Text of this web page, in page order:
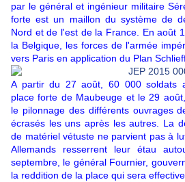
par le général et ingénieur militaire
forte est un maillon du système de
Nord et de l'est de la France. En août
la Belgique, les forces de l'armée
vers Paris en application du Plan
A partir du 27 août, 60 000 soldats
place forte de Maubeuge et le 29
le pilonnage des différents ouvrages
écrasés les uns après les autres. La
de matériel vétuste ne parvient pas à
Allemands resserrent leur étau
septembre, le général Fournier,
la reddition de la place qui sera